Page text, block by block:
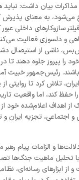
بیان داشت: نباید
می‌شود، به معنای پذیرش
سازوکارهای داخلی عبور
و دلسوزی فعالیت
ناشی از استیصال
را پیروز جلوه دهند تا
باشند. رئیس‌جمهور خبیث
تلاش کرد تا روایتی
حفظ کند، اما واقعیت
از اهداف اعلام‌شده خود
اجتماعی، تجزیه ایران
و الزامات پیام رهبر
تحلیل ماهیت جنگ‌ها
از ابزارهای رسانه‌ای،